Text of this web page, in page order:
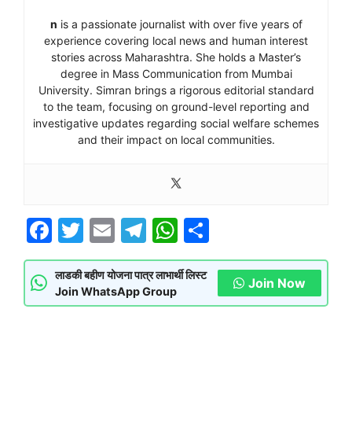
n is a passionate journalist with over five years of
experience covering local news and human interest
stories across Maharashtra. She holds a Master’s
degree in Mass Communication from Mumbai
University. Simran brings a rigorous editorial standard
to the team, focusing on ground-level reporting and
investigative updates regarding social welfare schemes
and their impact on local communities.
F
a
c
e
T
w
itt
er
E
m
ai
l
T
el
e
gr
W
h
at
s
h
ar
e
लाडकी बहीण योजना पात्र लाभार्थी लिस्ट
Join WhatsApp Group
Join Now